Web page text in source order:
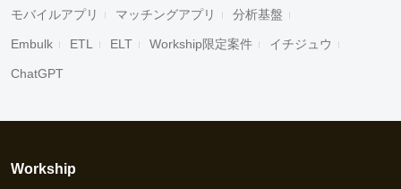
モバイルアプリ マッチングアプリ 分析基盤
Embulk ETL ELT Workship限定案件 イチジュウ
ChatGPT
Workship